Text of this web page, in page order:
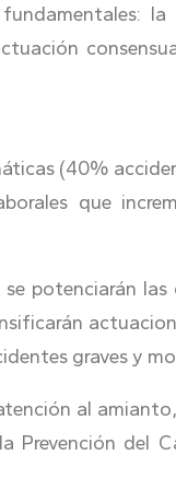
la
(40%
que
potenciarán las
graves y
al
Prevención del